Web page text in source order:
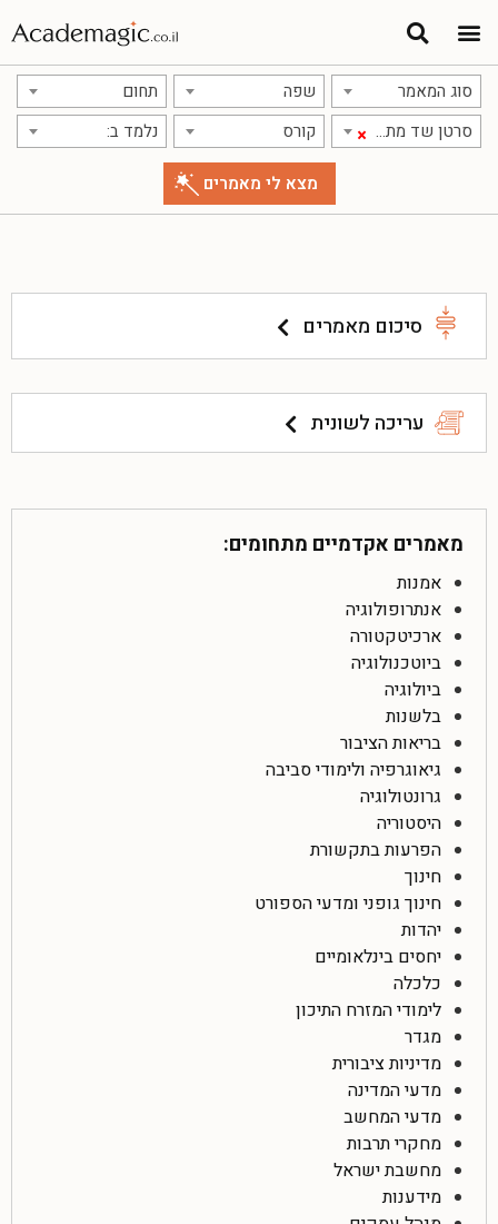
סוג המאמר שפה תחום
× סרטן שד מתקדם מקומית קורס נלמד ב:
סיכום מאמרים
עריכה לשונית
מאמרים אקדמיים מתחומים:
אמנות
אנתרופולוגיה
ארכיטקטורה
ביוטכנולוגיה
ביולוגיה
בלשנות
בריאות הציבור
גיאוגרפיה ולימודי סביבה
גרונטולוגיה
היסטוריה
הפרעות בתקשורת
חינוך
חינוך גופני ומדעי הספורט
יהדות
יחסים בינלאומיים
כלכלה
לימודי המזרח התיכון
מגדר
מדיניות ציבורית
מדעי המדינה
מדעי המחשב
מחקרי תרבות
מחשבת ישראל
מידענות